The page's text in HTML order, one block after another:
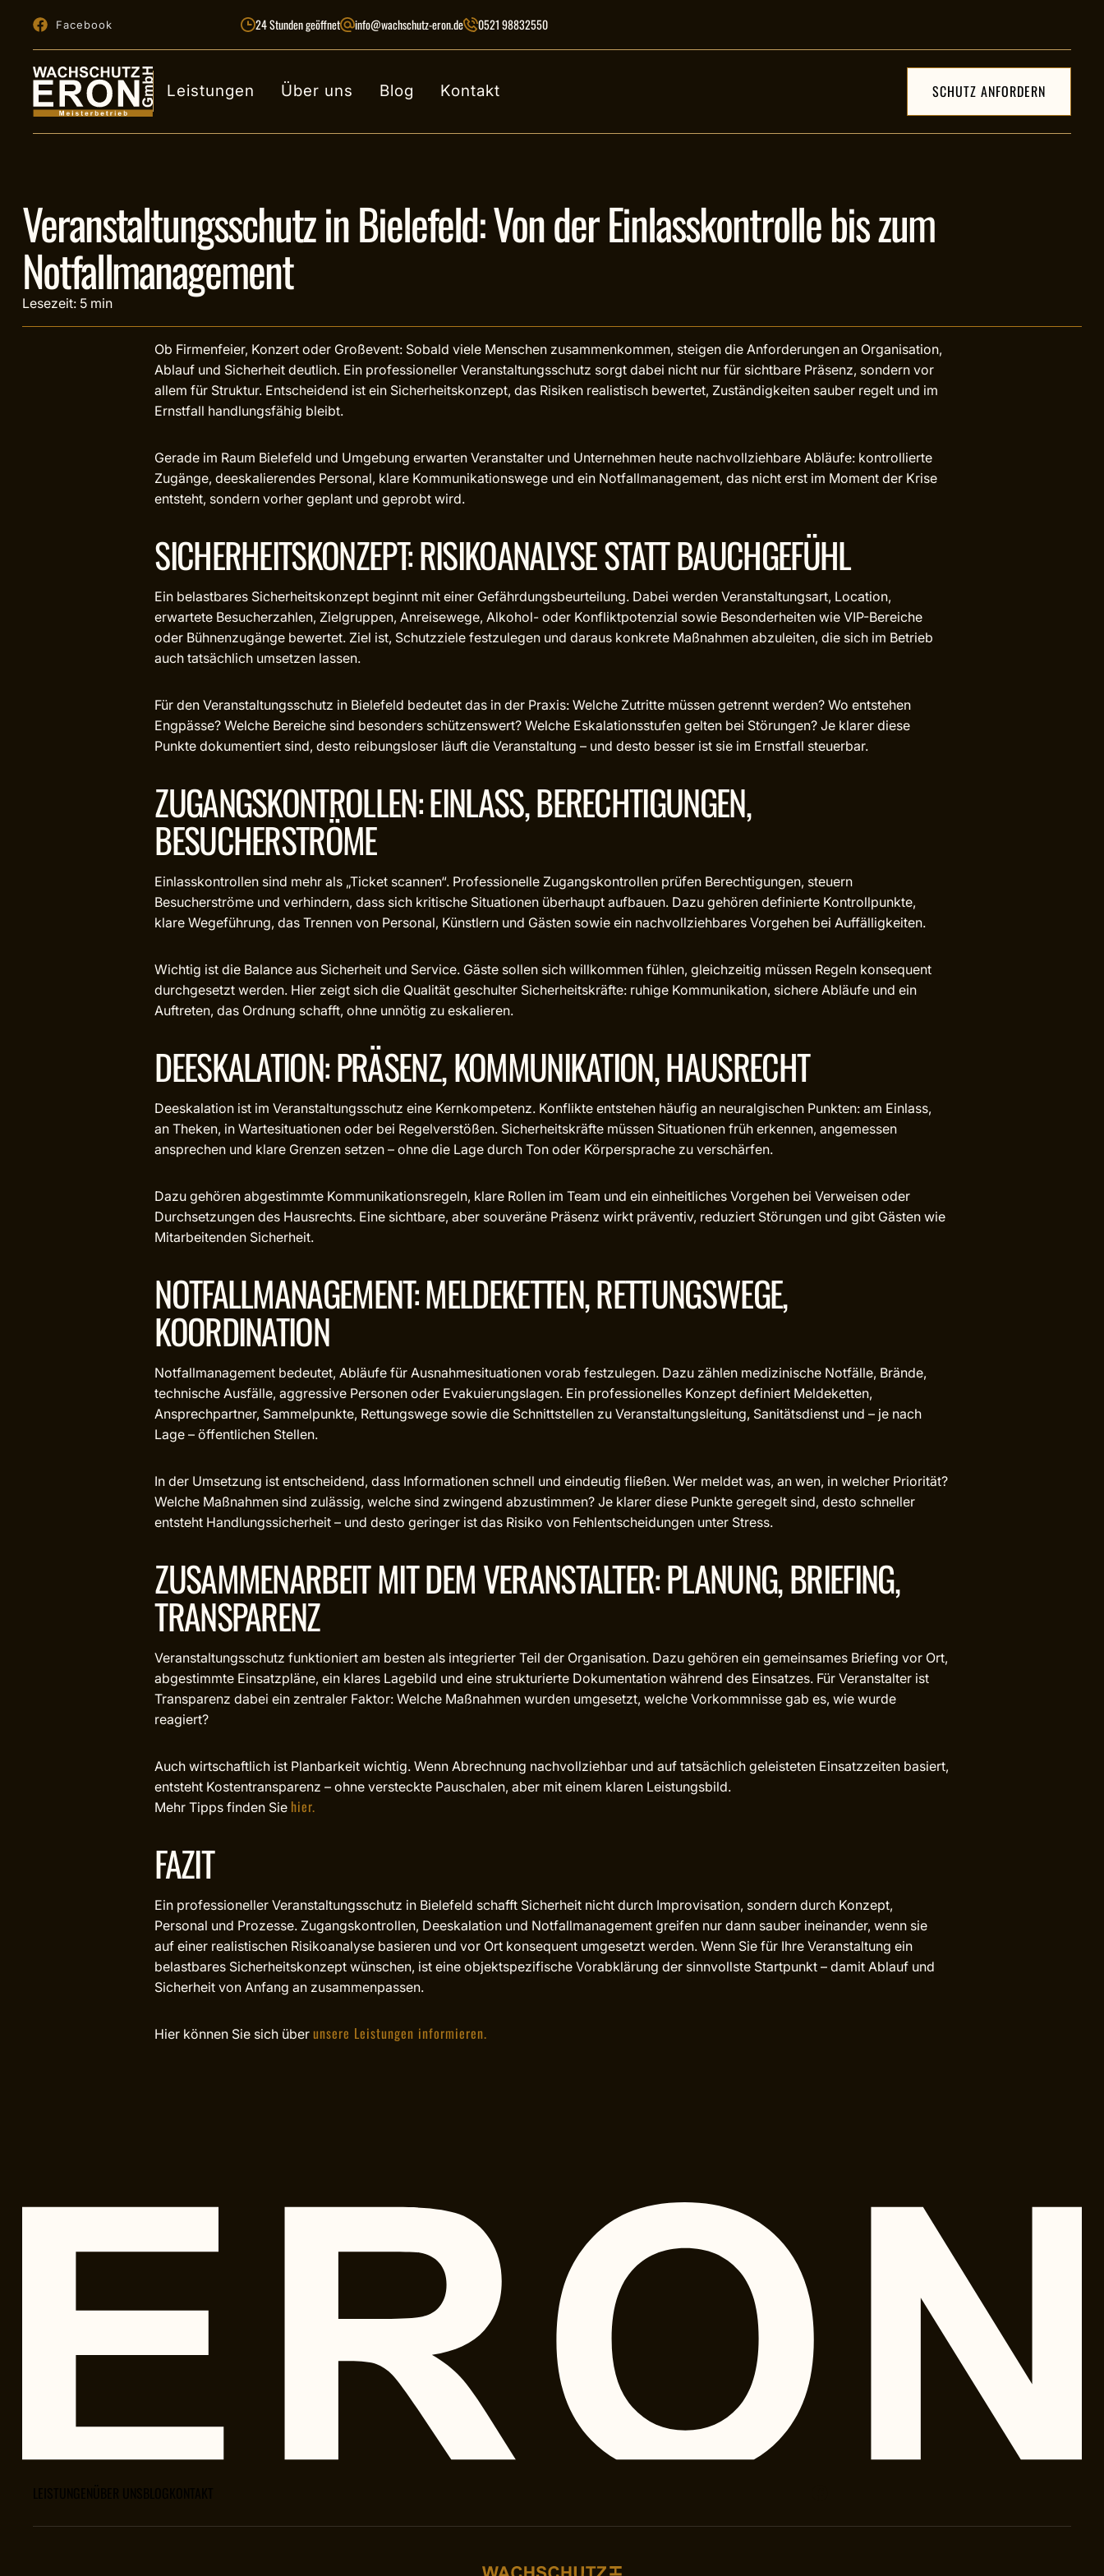
Facebook 24 Stunden geöffnet info@wachschutz-eron.de 0521 98832550
Leistungen Über uns Blog Kontakt SCHUTZ ANFORDERN
Veranstaltungsschutz in Bielefeld: Von der Einlasskontrolle bis zum
Notfallmanagement
Lesezeit: 5 min
Ob Firmenfeier, Konzert oder Großevent: Sobald viele Menschen zusammenkommen, steigen die Anforderungen an Organisation,
Ablauf und Sicherheit deutlich. Ein professioneller Veranstaltungsschutz sorgt dabei nicht nur für sichtbare Präsenz, sondern vor
allem für Struktur. Entscheidend ist ein Sicherheitskonzept, das Risiken realistisch bewertet, Zuständigkeiten sauber regelt und im
Ernstfall handlungsfähig bleibt.
Gerade im Raum Bielefeld und Umgebung erwarten Veranstalter und Unternehmen heute nachvollziehbare Abläufe: kontrollierte
Zugänge, deeskalierendes Personal, klare Kommunikationswege und ein Notfallmanagement, das nicht erst im Moment der Krise
entsteht, sondern vorher geplant und geprobt wird.
SICHERHEITSKONZEPT: RISIKOANALYSE STATT BAUCHGEFÜHL
Ein belastbares Sicherheitskonzept beginnt mit einer Gefährdungsbeurteilung. Dabei werden Veranstaltungsart, Location,
erwartete Besucherzahlen, Zielgruppen, Anreisewege, Alkohol- oder Konfliktpotenzial sowie Besonderheiten wie VIP-Bereiche
oder Bühnenzugänge bewertet. Ziel ist, Schutzziele festzulegen und daraus konkrete Maßnahmen abzuleiten, die sich im Betrieb
auch tatsächlich umsetzen lassen.
Für den Veranstaltungsschutz in Bielefeld bedeutet das in der Praxis: Welche Zutritte müssen getrennt werden? Wo entstehen
Engpässe? Welche Bereiche sind besonders schützenswert? Welche Eskalationsstufen gelten bei Störungen? Je klarer diese
Punkte dokumentiert sind, desto reibungsloser läuft die Veranstaltung – und desto besser ist sie im Ernstfall steuerbar.
ZUGANGSKONTROLLEN: EINLASS, BERECHTIGUNGEN,
BESUCHERSTRÖME
Einlasskontrollen sind mehr als „Ticket scannen“. Professionelle Zugangskontrollen prüfen Berechtigungen, steuern
Besucherströme und verhindern, dass sich kritische Situationen überhaupt aufbauen. Dazu gehören definierte Kontrollpunkte,
klare Wegeführung, das Trennen von Personal, Künstlern und Gästen sowie ein nachvollziehbares Vorgehen bei Auffälligkeiten.
Wichtig ist die Balance aus Sicherheit und Service. Gäste sollen sich willkommen fühlen, gleichzeitig müssen Regeln konsequent
durchgesetzt werden. Hier zeigt sich die Qualität geschulter Sicherheitskräfte: ruhige Kommunikation, sichere Abläufe und ein
Auftreten, das Ordnung schafft, ohne unnötig zu eskalieren.
DEESKALATION: PRÄSENZ, KOMMUNIKATION, HAUSRECHT
Deeskalation ist im Veranstaltungsschutz eine Kernkompetenz. Konflikte entstehen häufig an neuralgischen Punkten: am Einlass,
an Theken, in Wartesituationen oder bei Regelverstößen. Sicherheitskräfte müssen Situationen früh erkennen, angemessen
ansprechen und klare Grenzen setzen – ohne die Lage durch Ton oder Körpersprache zu verschärfen.
Dazu gehören abgestimmte Kommunikationsregeln, klare Rollen im Team und ein einheitliches Vorgehen bei Verweisen oder
Durchsetzungen des Hausrechts. Eine sichtbare, aber souveräne Präsenz wirkt präventiv, reduziert Störungen und gibt Gästen wie
Mitarbeitenden Sicherheit.
NOTFALLMANAGEMENT: MELDEKETTEN, RETTUNGSWEGE,
KOORDINATION
Notfallmanagement bedeutet, Abläufe für Ausnahmesituationen vorab festzulegen. Dazu zählen medizinische Notfälle, Brände,
technische Ausfälle, aggressive Personen oder Evakuierungslagen. Ein professionelles Konzept definiert Meldeketten,
Ansprechpartner, Sammelpunkte, Rettungswege sowie die Schnittstellen zu Veranstaltungsleitung, Sanitätsdienst und – je nach
Lage – öffentlichen Stellen.
In der Umsetzung ist entscheidend, dass Informationen schnell und eindeutig fließen. Wer meldet was, an wen, in welcher Priorität?
Welche Maßnahmen sind zulässig, welche sind zwingend abzustimmen? Je klarer diese Punkte geregelt sind, desto schneller
entsteht Handlungssicherheit – und desto geringer ist das Risiko von Fehlentscheidungen unter Stress.
ZUSAMMENARBEIT MIT DEM VERANSTALTER: PLANUNG, BRIEFING,
TRANSPARENZ
Veranstaltungsschutz funktioniert am besten als integrierter Teil der Organisation. Dazu gehören ein gemeinsames Briefing vor Ort,
abgestimmte Einsatzpläne, ein klares Lagebild und eine strukturierte Dokumentation während des Einsatzes. Für Veranstalter ist
Transparenz dabei ein zentraler Faktor: Welche Maßnahmen wurden umgesetzt, welche Vorkommnisse gab es, wie wurde
reagiert?
Auch wirtschaftlich ist Planbarkeit wichtig. Wenn Abrechnung nachvollziehbar und auf tatsächlich geleisteten Einsatzzeiten basiert,
entsteht Kostentransparenz – ohne versteckte Pauschalen, aber mit einem klaren Leistungsbild.
Mehr Tipps finden Sie hier.
FAZIT
Ein professioneller Veranstaltungsschutz in Bielefeld schafft Sicherheit nicht durch Improvisation, sondern durch Konzept,
Personal und Prozesse. Zugangskontrollen, Deeskalation und Notfallmanagement greifen nur dann sauber ineinander, wenn sie
auf einer realistischen Risikoanalyse basieren und vor Ort konsequent umgesetzt werden. Wenn Sie für Ihre Veranstaltung ein
belastbares Sicherheitskonzept wünschen, ist eine objektspezifische Vorabklärung der sinnvollste Startpunkt – damit Ablauf und
Sicherheit von Anfang an zusammenpassen.
Hier können Sie sich überunsere Leistungen informieren.